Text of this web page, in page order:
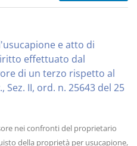
e atto di
effettuato dal
di un terzo rispetto al
Sez. II, ord. n. 25643 del 25
nei confronti del proprietario
della proprietà per usucapione,